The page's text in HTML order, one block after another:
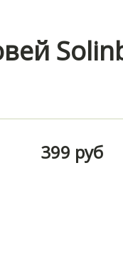
399 руб